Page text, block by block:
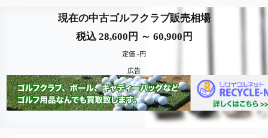
現在の中古ゴルフクラブ販売相場
税込 28,600円 ～ 60,900円
定価 -円
広告